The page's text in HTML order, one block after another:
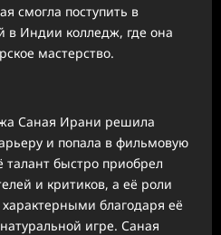
смогла поступить в
в Индии колледж, где она
мастерство.
Саная Ирани решила
и попала в фильмовую
быстро приобрел
и критиков, а её роли
благодаря её
игре. Саная